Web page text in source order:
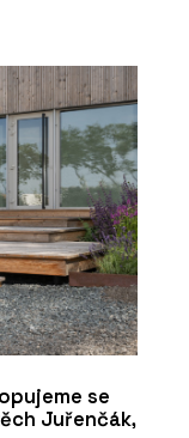
se
Juřenčák,